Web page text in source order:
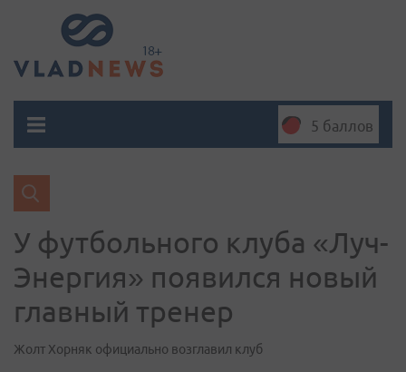
5 баллов
У футбольного клуба «Луч-
Энергия» появился новый
главный тренер
Жолт Хорняк официально возглавил клуб